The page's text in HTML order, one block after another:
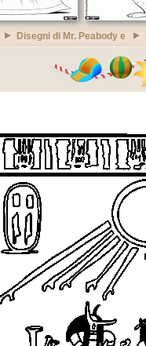
Disegni di Mr. Peabody e